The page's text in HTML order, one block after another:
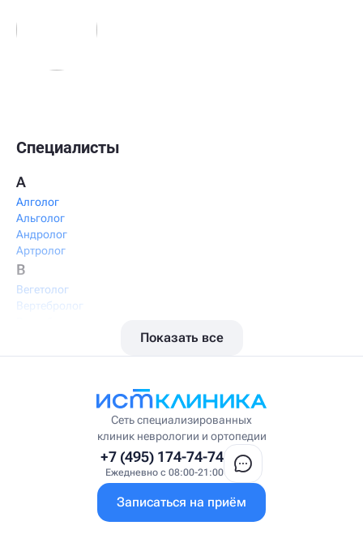
Специалисты
А
Алголог
Альголог
Андролог
Артролог
В
Вегетолог
Вертебролог
Висцеральный массажист
Врач интегративной медицины
Врач первичного приёма
Гастроэнтеролог-гепатолог
Показать все
Сеть специализированных
клиник неврологии и ортопедии
+7 (495) 174-74-74
Ежедневно с 08:00-21:00
Записаться на приём